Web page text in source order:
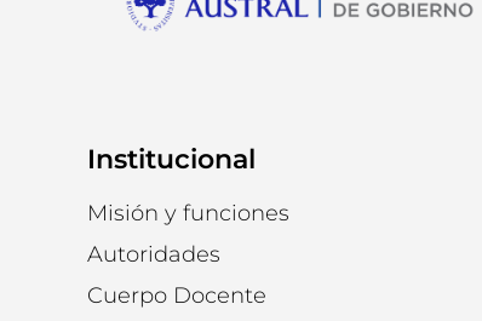
Institucional
Misión y funciones
Autoridades
Cuerpo Docente